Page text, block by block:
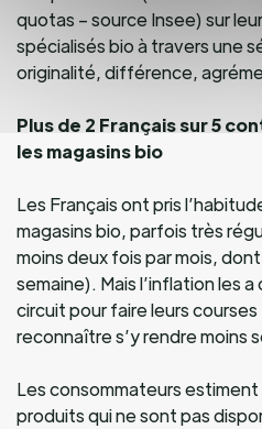
quotas – source Insee) sur
spécialisés bio à travers une
originalité, différence,
Plusde 2 Français sur 5
les magasins bio
Les Français ont pris
magasins bio, parfois très
moins deux fois par mois,
semaine). Mais l’inflation les
circuit pour faire leurs courses
reconnaître s’y rendre moins
Les consommateurs
produits qui ne sont pas